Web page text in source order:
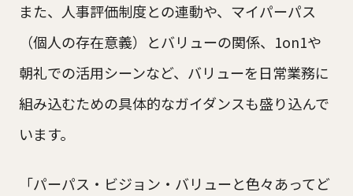
また、人事評価制度との連動や、マイパーパス
（個人の存在意義）とバリューの関係、1on1や
朝礼での活用シーンなど、バリューを日常業務に
組み込むための具体的なガイダンスも盛り込んで
います。
「パーパス・ビジョン・バリューと色々あってど